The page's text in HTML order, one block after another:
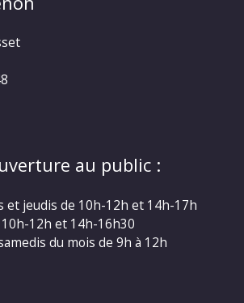
au public :
et jeudis de 10h-12h et 14h-17h
12h et 14h-16h30
du mois de 9h à 12h